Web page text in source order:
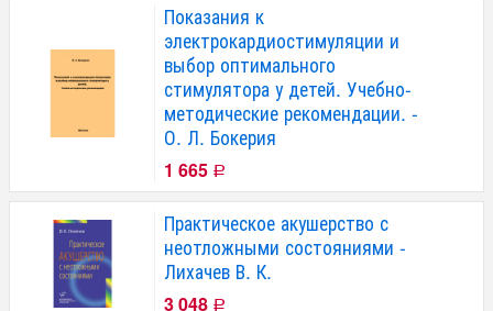
Показания к
электрокардиостимуляции и
выбор оптимального
стимулятора у детей. Учебно-
методические рекомендации. -
О. Л. Бокерия
1 665 Р
Практическое акушерство с
неотложными состояниями -
Лихачев В. К.
3 048 Р